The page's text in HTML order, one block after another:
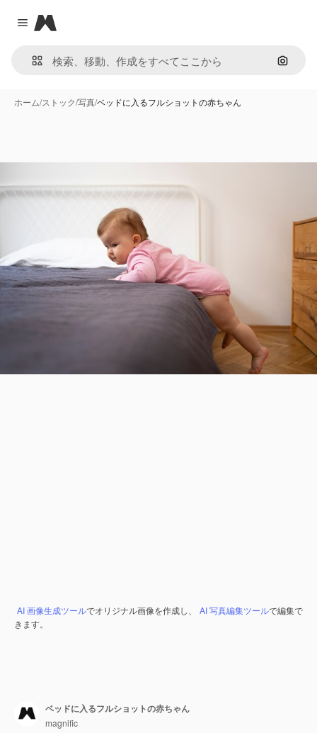
Close menu
Magnific
画像で
ホーム/ストック/写真/ベッドに入るフルショットの赤ちゃん
AI 画像生成ツールでオリジナル画像を作成し、 AI 写真編集ツールで編集で
きます。
ベッドに入るフルショットの赤ちゃん
magnific